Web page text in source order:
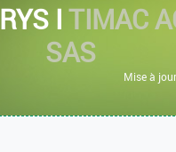
ITIMAC
SAS
Mise à